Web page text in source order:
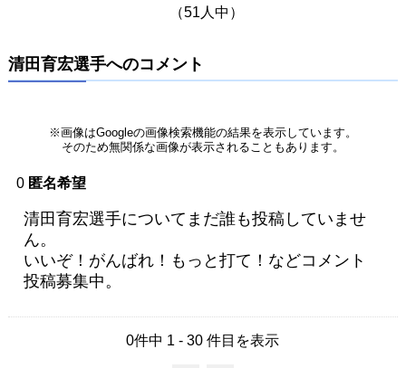
（51人中）
清田育宏選手へのコメント
※画像はGoogleの画像検索機能の結果を表示しています。
そのため無関係な画像が表示されることもあります。
0 匿名希望
清田育宏選手についてまだ誰も投稿していませ
ん。
いいぞ！がんばれ！もっと打て！などコメント
投稿募集中。
0件中 1 - 30 件目を表示